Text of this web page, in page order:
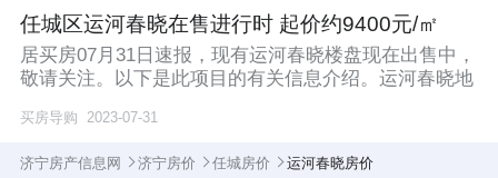
任城区运河春晓在售进行时 起价约9400元/㎡
居买房07月31日速报，现有运河春晓楼盘现在出售中，
敬请关注。以下是此项目的有关信息介绍。运河春晓地
买房导购 2023-07-31
济宁房产信息网 济宁房价 任城房价 运河春晓房价